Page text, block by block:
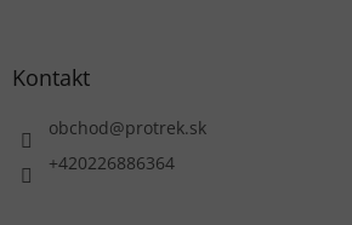
Kontakt
obchod@protrek.sk
+420226886364